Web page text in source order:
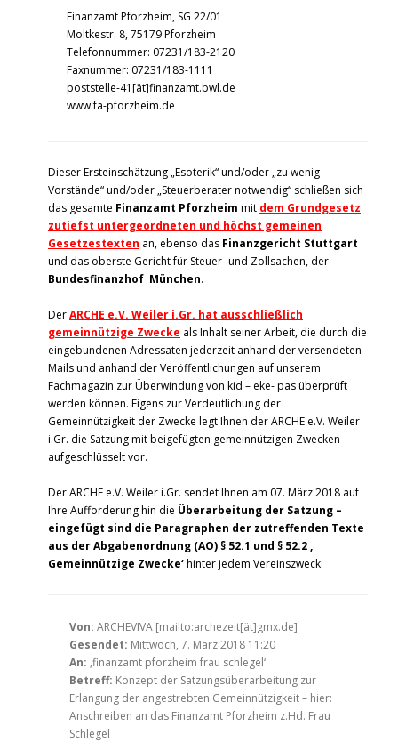
Finanzamt Pforzheim, SG 22/01
Moltkestr. 8, 75179 Pforzheim
Telefonnummer: 07231/183-2120
Faxnummer: 07231/183-1111
poststelle-41[ät]finanzamt.bwl.de
www.fa-pforzheim.de
Dieser Ersteinschätzung „Esoterik“ und/oder „zu wenig
Vorstände“ und/oder „Steuerberater notwendig“ schließen sich
das gesamte Finanzamt Pforzheim mit dem Grundgesetz
zutiefst untergeordneten und höchst gemeinen
Gesetzestexten an, ebenso das Finanzgericht Stuttgart
und das oberste Gericht für Steuer- und Zollsachen, der
Bundesfinanzhof München.
DerARCHE e.V. Weiler i.Gr. hat ausschließlich
gemeinnützige Zwecke als Inhalt seiner Arbeit, die durch die
eingebundenen Adressaten jederzeit anhand der versendeten
Mails und anhand der Veröffentlichungen auf unserem
Fachmagazin zur Überwindung von kid – eke- pas überprüft
werden können. Eigens zur Verdeutlichung der
Gemeinnützigkeit der Zwecke legt Ihnen der ARCHE e.V. Weiler
i.Gr. die Satzung mit beigefügten gemeinnützigen Zwecken
aufgeschlüsselt vor.
Der ARCHE e.V. Weiler i.Gr. sendet Ihnen am 07. März 2018 auf
Ihre Aufforderung hin die Überarbeitung der Satzung –
eingefügt sind die Paragraphen der zutreffenden Texte
aus der Abgabenordnung (AO) § 52.1 und § 52.2 ‚
Gemeinnützige Zwecke‘hinter jedem Vereinszweck:
Von: ARCHEVIVA [mailto:archezeit[ät]gmx.de]
Gesendet: Mittwoch, 7. März 2018 11:20
An: ‚finanzamt pforzheim frau schlegel‘
Betreff: Konzept der Satzungsüberarbeitung zur
Erlangung der angestrebten Gemeinnützigkeit – hier:
Anschreiben an das Finanzamt Pforzheim z.Hd. Frau
Schlegel